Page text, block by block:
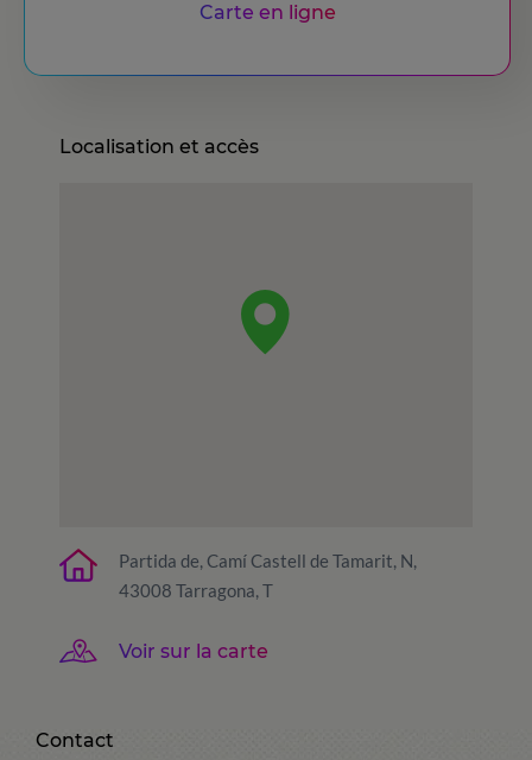
Carte en ligne
Localisation et accès
Partida de, Camí Castell de Tamarit, N,
43008 Tarragona, T
Voir sur la carte
Contact